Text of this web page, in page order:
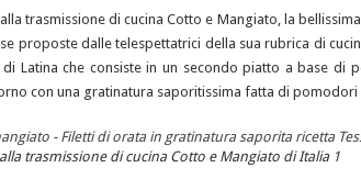
trasmissione di cucina Cotto e Mangiato, la
proposte dalle telespettatrici della sua rubrica di
Latina che consiste in un secondo piatto a base di
con una gratinatura saporitissima fatta di pomodori
trasmissione di cucina Cotto e Mangiato di Italia 1